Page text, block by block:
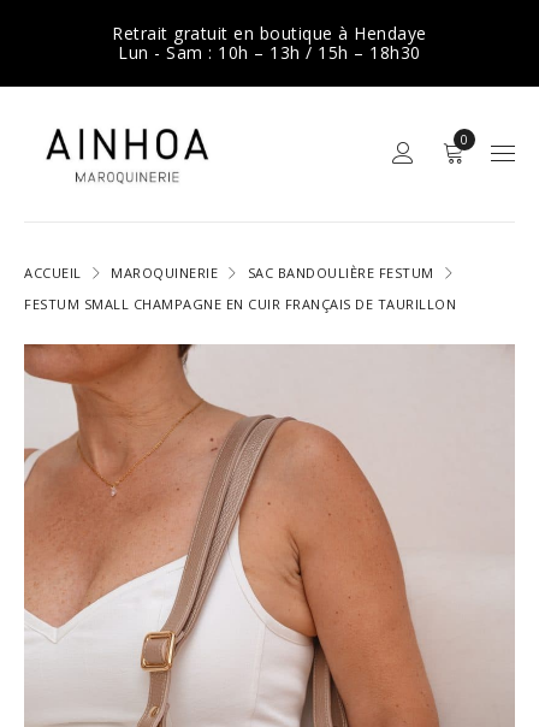
Retrait gratuit en boutique à Hendaye
Lun - Sam : 10h – 13h / 15h – 18h30
0
ACCUEIL MAROQUINERIE
SAC BANDOULIÈRE FESTUM
FESTUM SMALL CHAMPAGNE EN CUIR FRANÇAIS DE TAURILLON